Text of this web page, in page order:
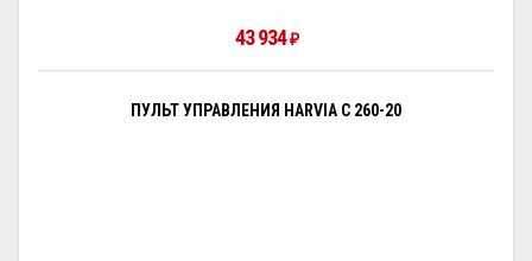
43 934₽
ПУЛЬТ УПРАВЛЕНИЯ HARVIA C 260-20